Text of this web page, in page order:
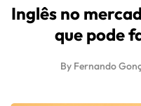
Inglês no
que pode
By Fernando